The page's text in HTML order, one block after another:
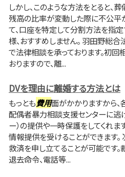
しかし、このような方法をとると、葬
残高の比率が変動した際に不公平
て、口座を特定して分割方法を指
様、おすすめしません。 羽田野総
で法律相談を承っております。初
おりますので、離...
DVを理由に離婚する方法とは
もっとも費用面がかかりますから
配偶者暴力相談支援センターに逃
ー）の提供や一時保護をしてくれます
情報提供を受けることができます。
救済を申し立てることが可能です
退去命令、電話等...